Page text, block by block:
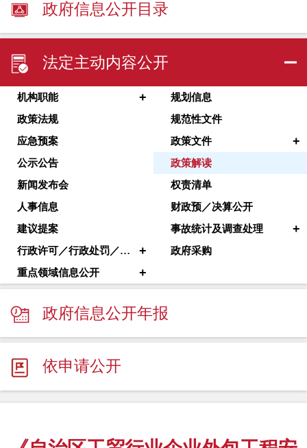
政府信息公开目录
法定主动内容公开
机构职能 +
规划信息
政策法规
规范性文件
应急预案
政策文件 +
公示公告
政策解读
新闻发布会
权责清单
人事信息
财政预／决算公开
建议提案
事故统计及调查处理 +
行政许可／行政处罚／其他对外管理服务 +
政府采购
重点领域信息公开
+
政府信息公开年报
依申请公开